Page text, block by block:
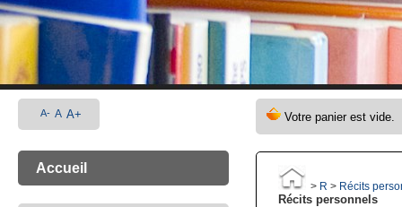
> R > Récits
Récits personnels
A- A A+
Accueil